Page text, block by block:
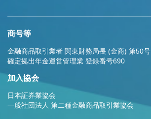
商号等
金融商品取引業者 関東財務局長 (金商) 第50号
確定拠出年金運営管理業 登録番号690
加入協会
日本証券業協会
一般社団法人 第二種金融商品取引業協会